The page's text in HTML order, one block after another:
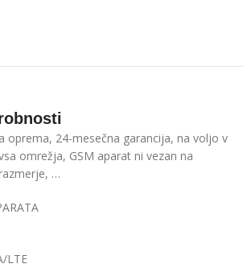
oprema, 24-mesečna garancija, na voljo v
omrežja, GSM aparat ni vezan na
…
LTE